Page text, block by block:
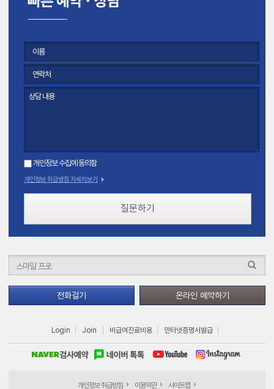
개인정보 수집에 동의함
개인정보 취급방침 자세히보기
질문하기
전화걸기 온라인 예약하기
Login Join 비급여진료비용 인터넷증명서발급
개인정보 취급방침 이용약관 사이트맵